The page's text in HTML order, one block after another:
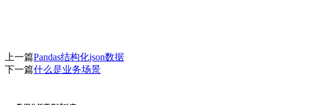
上一篇Pandas结构化json数据
下一篇什么是业务场景